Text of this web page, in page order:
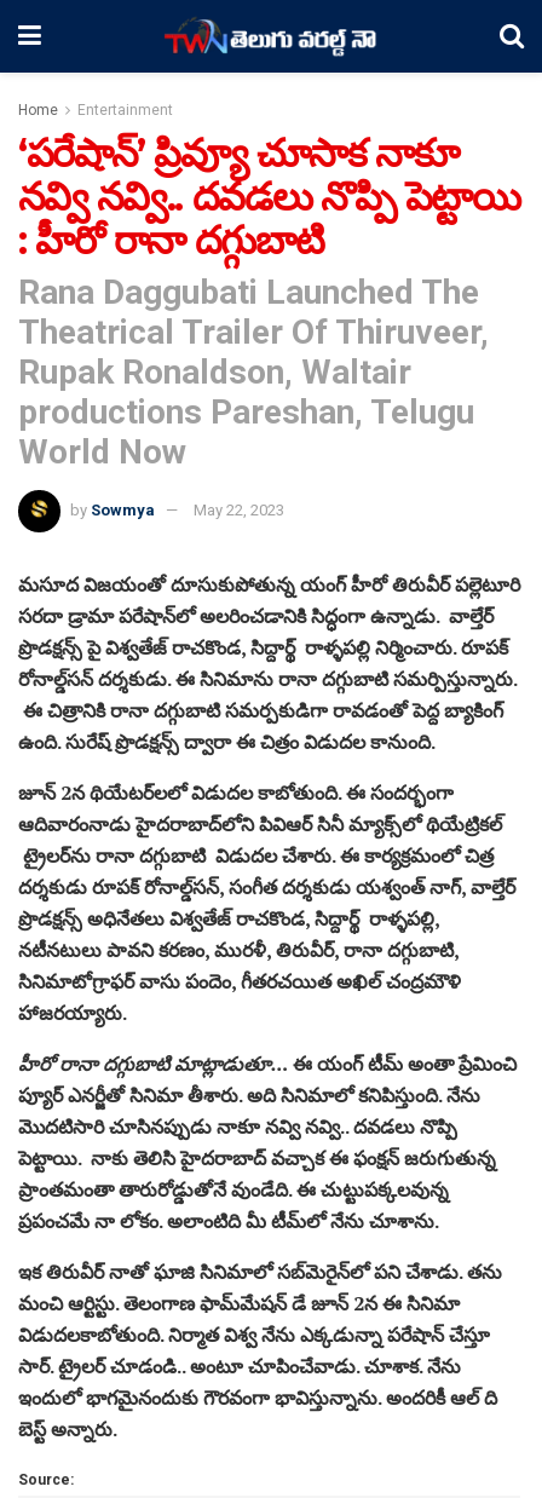
Home Entertainment
‘పరేషాన్‌’ ప్రివ్యూ చూసాక నాకూ
నవ్వి నవ్వి.. దవడలు నొప్పి పెట్టాయి
: హీరో రానా దగ్గుబాటి
Rana Daggubati Launched The
Theatrical Trailer Of Thiruveer,
Rupak Ronaldson, Waltair
productions Pareshan, Telugu
World Now
by Sowmya May 22, 2023
మసూద విజయంతో దూసుకుపోతున్న యంగ్ హీరో తిరువీర్ పల్లెటూరి
సరదా డ్రామా పరేషాన్‌లో అలరించడానికి సిద్ధంగా ఉన్నాడు. వాల్తేర్‌
ప్రొడక్షన్స్‌ పై విశ్వతేజ్‌ రాచకొండ, సిద్దార్థ్‌ రాళ్ళపల్లి నిర్మించారు. రూపక్
రోనాల్డ్‌సన్ దర్శకుడు. ఈ సినిమాను రానా దగ్గుబాటి సమర్పిస్తున్నారు.
ఈ చిత్రానికి రానా దగ్గుబాటి సమర్పకుడిగా రావడంతో పెద్ద బ్యాకింగ్
ఉంది. సురేష్ ప్రొడక్షన్స్ ద్వారా ఈ చిత్రం విడుదల కానుంది.
జూన్‌ 2న థియేటర్‌లలో విడుదల కాబోతుంది. ఈ సందర్భంగా
ఆదివారంనాడు హైదరాబాద్‌లోని పివిఆర్‌ సినీ మ్యాక్స్‌లో థియేట్రికల్
ట్రైలర్‌ను రానా దగ్గుబాటి విడుదల చేశారు. ఈ కార్యక్రమంలో చిత్ర
దర్శకుడు రూపక్ రోనాల్డ్‌సన్, సంగీత దర్శకుడు యశ్వంత్‌ నాగ్‌, వాల్తేర్‌
ప్రొడక్షన్స్‌ అధినేతలు విశ్వతేజ్‌ రాచకొండ, సిద్దార్థ్‌ రాళ్ళపల్లి,
నటీనటులు పావని కరణం, మురళీ, తిరువీర్‌, రానా దగ్గుబాటి,
సినిమాటోగ్రాఫర్‌ వాసు పందెం, గీతరచయిత అఖిల్‌ చంద్రమౌళి
హాజరయ్యారు.
హీరో రానా దగ్గుబాటి మాట్లాడుతూ… ఈ యంగ్‌ టీమ్‌ అంతా ప్రేమించి
ప్యూర్‌ ఎనర్జీతో సినిమా తీశారు. అది సినిమాలో కనిపిస్తుంది. నేను
మొదటిసారి చూసినప్పుడు నాకూ నవ్వి నవ్వి.. దవడలు నొప్పి
పెట్టాయి. నాకు తెలిసి హైదరాబాద్‌ వచ్చాక ఈ ఫంక్షన్‌ జరుగుతున్న
ప్రాంతమంతా తారురోడ్డుతోనే వుండేది. ఈ చుట్టుపక్కలవున్న
ప్రపంచమే నా లోకం. అలాంటిది మీ టీమ్‌లో నేను చూశాను.
ఇక తిరువీర్‌ నాతో ఘాజి సినిమాలో సబ్‌మెరైన్‌లో పని చేశాడు. తను
మంచి ఆర్టిస్టు. తెలంగాణ ఫామ్‌మేషన్‌ డే జూన్‌ 2న ఈ సినిమా
విడుదలకాబోతుంది. నిర్మాత విశ్వ నేను ఎక్కడున్నా పరేషాన్‌ చేస్తూ
సార్‌. ట్రైలర్‌ చూడండి.. అంటూ చూపించేవాడు. చూశాక. నేను
ఇందులో భాగమైనందుకు గౌరవంగా భావిస్తున్నాను. అందరికీ ఆల్‌ ది
బెస్ట్‌ అన్నారు.
Source: